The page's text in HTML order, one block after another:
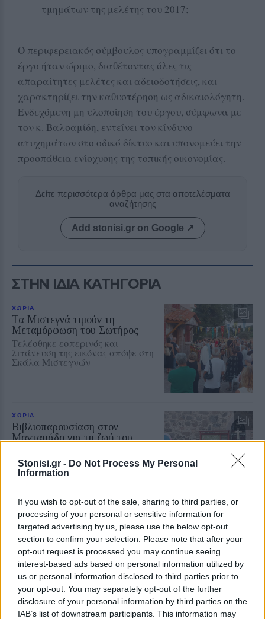
Stonisi.gr - Do Not Process My Personal
Information
If you wish to opt-out of the sale, sharing to third parties, or
processing of your personal or sensitive information for
targeted advertising by us, please use the below opt-out
section to confirm your selection. Please note that after your
opt-out request is processed you may continue seeing
interest-based ads based on personal information utilized by
us or personal information disclosed to third parties prior to
your opt-out. You may separately opt-out of the further
disclosure of your personal information by third parties on the
IAB’s list of downstream participants. This information may
τμημάτων της μελέτης του 2017;
Ο περιφερειακός σύμβουλος υπογραμμίζει ότι το
έργο ήταν ώριμο, διαθέτοντας όλες τις
απαραίτητες μελέτες και αδειοδοτήσεις, και
χαρακτηρίζει την καθυστέρηση ως αδικαιολόγητη.
Ενδεχόμενη μη υλοποίηση του έργου, σύμφωνα με
τον κ. Βαλσαμίδη, εντείνει τον κίνδυνο
ατυχημάτων στο οδικό δίκτυο και υπονομεύει την
προσπάθεια ενίσχυσης της τοπικής οικονομίας.
Δείτε περισσότερα άρθρα μας στα αποτελέσματα
αναζήτησης
Add stonisi.gr on Google ↗
ΣΤΗΝ ΙΔΙΑ ΚΑΤΗΓΟΡΙΑ
ΧΩΡΙΑ
Τα Μιστεγνά τιμούν τη
Μεταμόρφωση του Σωτήρος
Τελέσθηκε εσπερινός και
λιτάνευση της εικόνας απόψε στη
Σκάλα Μιστεγνών
ΧΩΡΙΑ
Βιβλιοπαρουσίαση στον
Μανταμάδο για τη ζωή του
Παρουσιάστηκε το μυθιστόρημα
της Σωτηρίας Μαραγκοζάκη
«Άσπρος σκύλος μαύρος σκύλος»,
Μανταμαδιώτη κομμουνιστή
ΔΡΑΣΕΙΣ
Συγκέντρωση αλληλεγγύης στον
Παλαιστινιακό λαό στη
Μυτιλήνη
Την Κυριακή 9 Αυγούστου, στις
19:30, μπροστά από το κεντρικό
κτήριο της Περιφέρειας Βορείου
Αιγαίου στη Μυτιλήνη